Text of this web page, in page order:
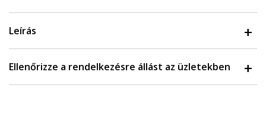
Leírás
Ellenőrizze a rendelkezésre állást az üzletekben